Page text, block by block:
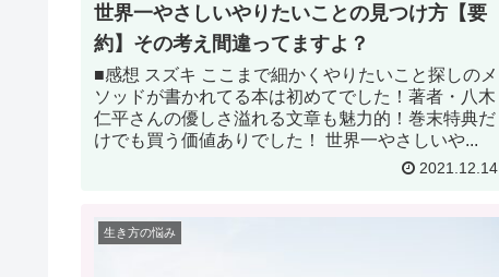
世界一やさしいやりたいことの見つけ方【要
約】その考え間違ってますよ？
■感想 スズキ ここまで細かくやりたいこと探しのメ
ソッドが書かれてる本は初めてでした！著者・八木
仁平さんの優しさ溢れる文章も魅力的！巻末特典だ
けでも買う価値ありでした！ 世界一やさしいや...
2021.12.14
生き方の悩み